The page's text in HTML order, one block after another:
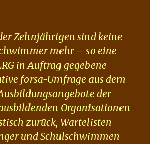
Zehnjährigen sind keine
mehr – so eine
in Auftrag gegebene
forsa-Umfrage aus dem
der
Organisationen
zurück, Wartelisten
und Schulschwimmen